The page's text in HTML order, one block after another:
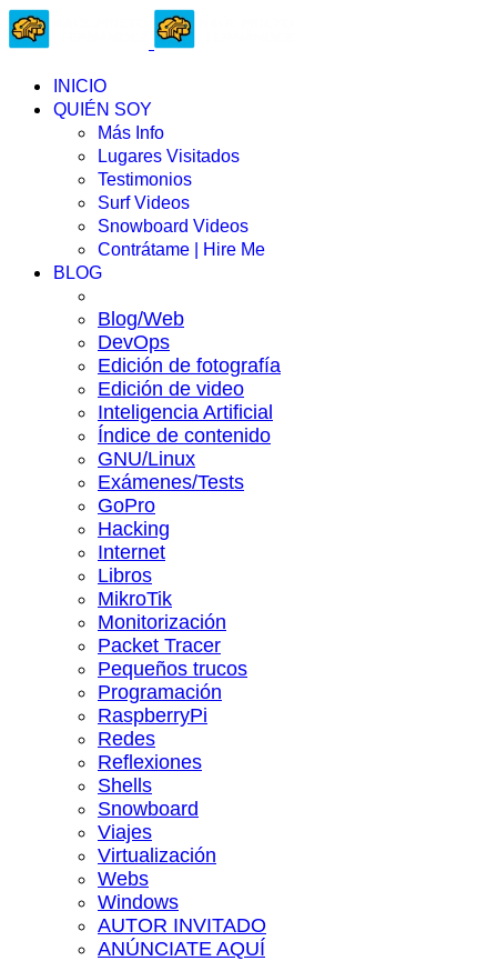
INICIO
QUIÉN SOY
Más Info
Lugares Visitados
Testimonios
Surf Videos
Snowboard Videos
Contrátame | Hire Me
BLOG
Blog/Web
DevOps
Edición de fotografía
Edición de video
Inteligencia Artificial
Índice de contenido
GNU/Linux
Exámenes/Tests
GoPro
Hacking
Internet
Libros
MikroTik
Monitorización
Packet Tracer
Pequeños trucos
Programación
RaspberryPi
Redes
Reflexiones
Shells
Snowboard
Viajes
Virtualización
Webs
Windows
AUTOR INVITADO
ANÚNCIATE AQUÍ